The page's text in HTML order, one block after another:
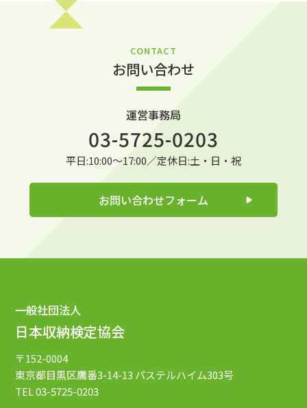
CONTACT
お問い合わせ
運営事務局
03-5725-0203
平日:10:00～17:00／定休日:土・日・祝
お問い合わせフォーム
一般社団法人
日本収納検定協会
〒152-0004
東京都目黒区鷹番3-14-13 パステルハイム303号
TEL 03-5725-0203